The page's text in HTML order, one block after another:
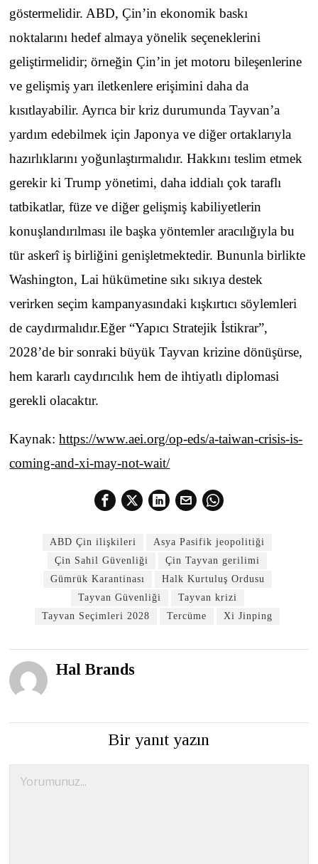
göstermelidir. ABD, Çin’in ekonomik baskı
noktalarını hedef almaya yönelik seçeneklerini
geliştirmelidir; örneğin Çin’in jet motoru bileşenlerine
ve gelişmiş yarı iletkenlere erişimini daha da
kısıtlayabilir. Ayrıca bir kriz durumunda Tayvan’a
yardım edebilmek için Japonya ve diğer ortaklarıyla
hazırlıklarını yoğunlaştırmalıdır. Hakkını teslim etmek
gerekir ki Trump yönetimi, daha iddialı çok taraflı
tatbikatlar, füze ve diğer gelişmiş kabiliyetlerin
konuşlandırılması ile başka yöntemler aracılığıyla bu
tür askerî iş birliğini genişletmektedir. Bununla birlikte
Washington, Lai hükümetine sıkı sıkıya destek
verirken seçim kampanyasındaki kışkırtıcı söylemleri
de caydırmalıdır.Eğer “Yapıcı Stratejik İstikrar”,
2028’de bir sonraki büyük Tayvan krizine dönüşürse,
hem kararlı caydırıcılık hem de ihtiyatlı diplomasi
gerekli olacaktır.
Kaynak:https://www.aei.org/op-eds/a-taiwan-crisis-is-
coming-and-xi-may-not-wait/
ABD Çin ilişkileri
Asya Pasifik jeopolitiği
Çin Sahil Güvenliği
Çin Tayvan gerilimi
Gümrük Karantinası
Halk Kurtuluş Ordusu
Tayvan Güvenliği
Tayvan krizi
Tayvan Seçimleri 2028
Tercüme Xi Jinping
Hal Brands
Bir yanıt yazın